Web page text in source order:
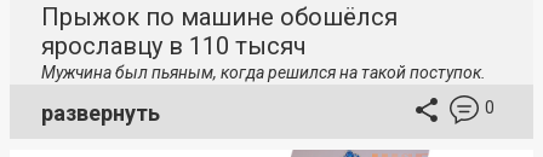
Прыжок по машине обошёлся
ярославцу в 110 тысяч
Мужчина был пьяным, когда решился на такой поступок.
развернуть 0